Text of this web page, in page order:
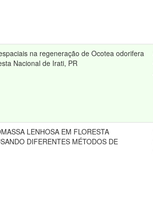
na regeneração de Ocotea odorifera
Nacional de Irati, PR
LENHOSA EM FLORESTA
DIFERENTES MÉTODOS DE